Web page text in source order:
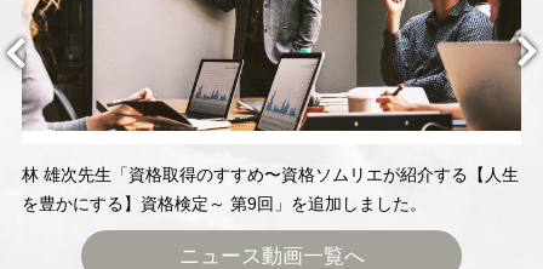
ニュース動画一覧へ
林 雄次先生「資格取得のすすめ〜資格ソムリエが紹介する【人生
を豊かにする】資格検定～ 第9回」を追加しました。